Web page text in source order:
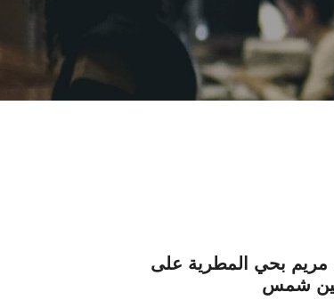
مريم بحي المطرية على
عين شمس